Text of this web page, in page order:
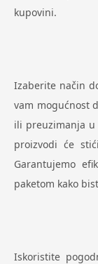
kupovini.
Izaberite način
vam mogućnost
ili preuzimanja u
proizvodi će
Garantujemo
paketom kako
Iskoristite